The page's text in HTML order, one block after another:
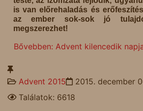
is van előrehaladás és
az ember sok-sok jó
megszerezhet!
Bővebben: Advent kilencedik
Advent 2015
2015. december
Találatok: 6618